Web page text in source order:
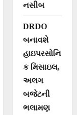
નસીબ
DRDO
બનાવશે
હાઇપરસોનિ
ક મિસાઇલ,
અલગ
બજેટની
ભલામણ